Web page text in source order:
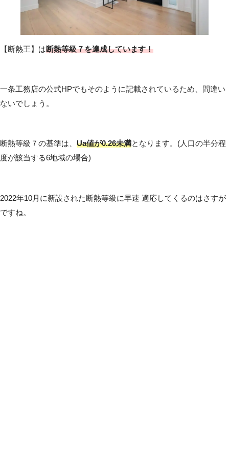
【断熱王】は断熱等級７を達成しています！
一条工務店の公式HPでもそのように記載されているため、間違い
ないでしょう。
断熱等級７の基準は、 Ua値が0.26未満となります。(人口の半分程
度が該当する6地域の場合)
2022年10月に新設された断熱等級に早速 適応してくるのはさすが
ですね。